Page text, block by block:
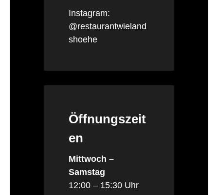
Instagram:
@restaurantwieland
shoehe
Öffnungszeit
en
Mittwoch –
Samstag
12:00 – 15:30 Uhr